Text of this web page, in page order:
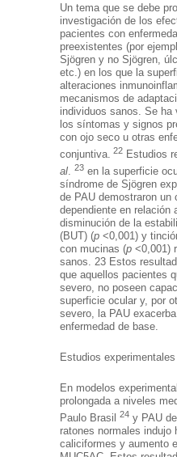
Un tema que se debe
investigación de los
pacientes con
preexistentes (por
Sjögren y no Sjögren,
etc.) en los que la
alteraciones
mecanismos de
individuos sanos. Se ha
los síntomas y signos
con ojo seco u otras
conjuntiva. 22 Estudios
al. 23 en la superficie
síndrome de Sjögren
de PAU demostraron un
dependiente en relación
disminución de la
(BUT) (p <0,001) y
con mucinas (p <0,001)
sanos. 23 Estos
que aquellos pacientes
severo, no poseen
superficie ocular y, por
severo, la PAU
enfermedad de base.
Estudios
En modelos
prolongada a niveles
Paulo Brasil
24 y PAU
ratones normales indujo
caliciformes y aumento